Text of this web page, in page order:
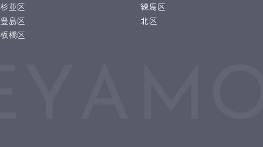
杉並区
練馬区
豊島区
北区
板橋区